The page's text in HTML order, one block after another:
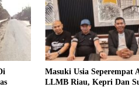
Masuki Usia Seperempat
LLMB Riau, Kepri Dan